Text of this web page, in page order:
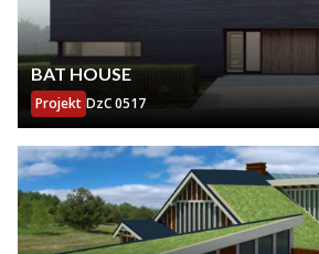
BAT HOUSE
Projekt DzC 0517